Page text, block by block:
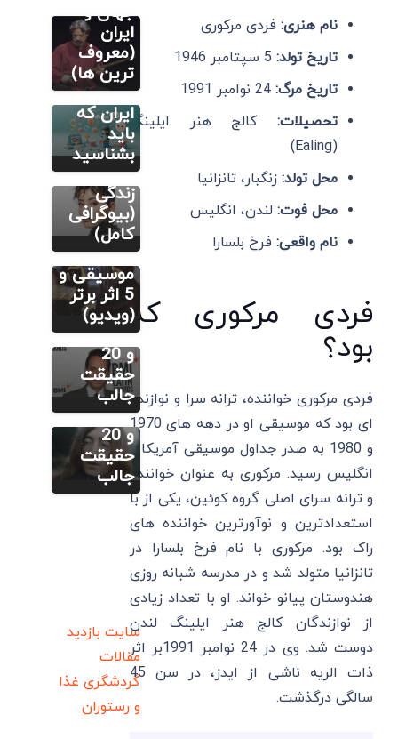
نام هنری: فردی مرکوری
تاریخ تولد:
تاریخ مرگ:
تحصیلات: کالج هنر ایلینگ
(Ealing)
محل تولد: زنگبار، تانزانیا
محل فوت: لندن، انگلیس
نام واقعی: فرخ بلسارا
فردی مرکوری که
بود؟
فردی مرکوری خواننده، ترانه سرا و نوازنده
ای بود که موسیقی او در دهه های 1970
و 1980 به صدر جداول موسیقی آمریکا و
انگلیس رسید. مرکوری به عنوان خواننده
و ترانه سرای اصلی گروه کوئین، یکی از با
استعدادترین و نوآورترین خواننده های
راک بود. مرکوری با نام فرخ بلسارا در
تانزانیا متولد شد و در مدرسه شبانه روزی
هندوستان پیانو خواند. او با تعداد زیادی
از نوازندگان کالج هنر ایلینگ لندن
دوست شد. وی در 24 نوامبر 1991بر اثر
ذات الریه ناشی از ایدز، در سن 45
سالگی درگذشت.
جهان و
ایران
(معروف
ترین ها)
تار
20 بهترین
نوازنده تار
خانم در
ایران که
باید
بشناسید
سایر
ملک موسو
کیست؟
آثار برتر و
10 نکته
جالب
زندگی
(بیوگرافی
کامل)
مطالب متنوع
دیگر
فردریک
شوپن
کیست؟
زندگینامه،
شناخت
موسیقی و
5 اثر برتر
(ویدیو)
سایر
مارک
آنتونی:
زندگینامه،
بهترین
آهنگ ها
و 20
حقیقت
جالب
سایر
جان لنون:
زندگینامه،
بهترین
آهنگ ها
و 20
حقیقت
جالب
سایت بازدید
مقالات
گردشگری غذا
و رستوران